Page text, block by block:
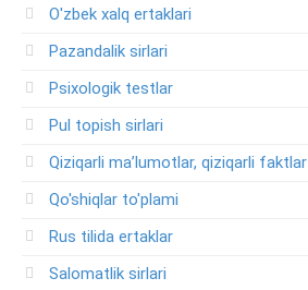
O'zbek xalq ertaklari
Pazandalik sirlari
Psixologik testlar
Pul topish sirlari
Qiziqarli ma’lumotlar, qiziqarli faktlar
Qo'shiqlar to'plami
Rus tilida ertaklar
Salomatlik sirlari